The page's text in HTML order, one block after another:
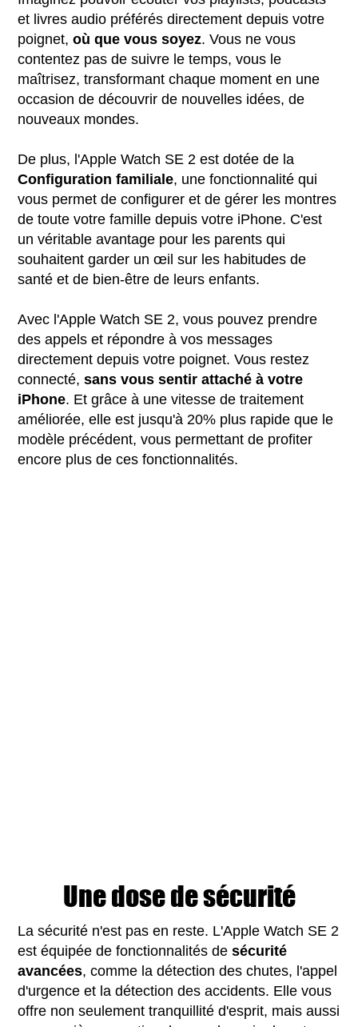
et livres audio préférés directement depuis votre
poignet,où que vous soyez. Vous ne vous
contentez pas de suivre le temps, vous le
maîtrisez, transformant chaque moment en une
occasion de découvrir de nouvelles idées, de
nouveaux mondes.
De plus, l'Apple Watch SE 2 est dotée de la
Configuration familiale, une fonctionnalité qui
vous permet de configurer et de gérer les montres
de toute votre famille depuis votre iPhone. C'est
un véritable avantage pour les parents qui
souhaitent garder un œil sur les habitudes de
santé et de bien-être de leurs enfants.
Avec l'Apple Watch SE 2, vous pouvez prendre
des appels et répondre à vos messages
directement depuis votre poignet. Vous restez
connecté,sans vous sentir attaché à votre
iPhone. Et grâce à une vitesse de traitement
améliorée, elle est jusqu'à 20% plus rapide que le
modèle précédent, vous permettant de profiter
encore plus de ces fonctionnalités.
Une dose de sécurité
La sécurité n'est pas en reste. L'Apple Watch SE 2
est équipée de fonctionnalités de sécurité
avancées, comme la détection des chutes, l'appel
d'urgence et la détection des accidents. Elle vous
offre non seulement tranquillité d'esprit, mais aussi